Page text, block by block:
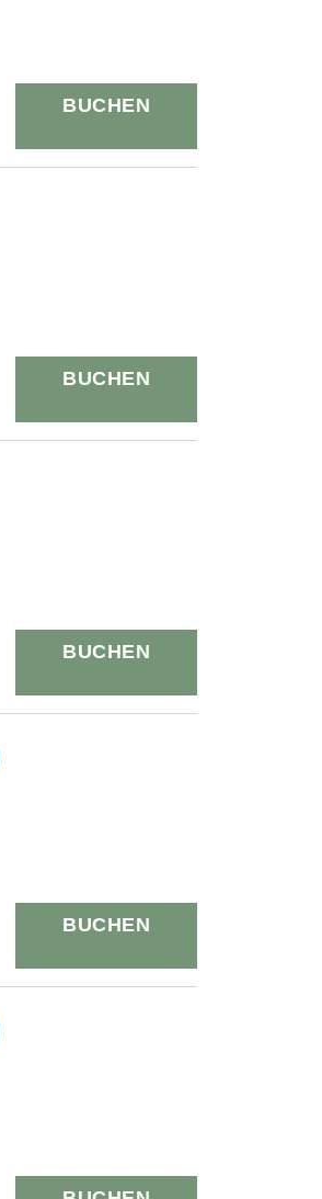
BUCHEN
BUCHEN
BUCHEN
BUCHEN